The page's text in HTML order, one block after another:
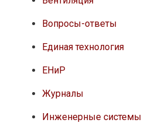
Вопросы-ответы
Единая технология
ЕНиР
Журналы
Инженерные системы